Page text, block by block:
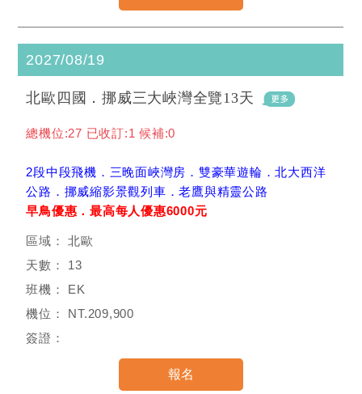
2027/08/19
北歐四國．挪威三大峽灣全覽13天
總機位:27 已收訂:1 候補:0
2段中段飛機．三晚面峽灣房．雙豪華遊輪．北大西洋
公路．挪威縮影景觀列車．老鷹與精靈公路
早鳥優惠．最高每人優惠6000元
北歐
13
EK
NT.209,900